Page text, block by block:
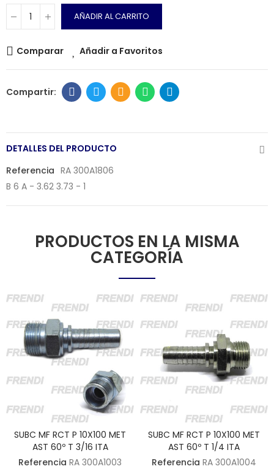
AÑADIR AL CARRITO
Comparar Añadir a Favoritos
DETALLES DEL PRODUCTO
Referencia RA 300A1806
B 6 A - 3.62 3.73 - 1
PRODUCTOS EN LA MISMA
CATEGORÍA
SUBC MF RCT P 10X100 MET
AST 60º T 3/16 ITA
Referencia RA 300A1003
SUBC MF RCT P 10X100 MET
AST 60º T 1/4 ITA
Referencia RA 300A1004